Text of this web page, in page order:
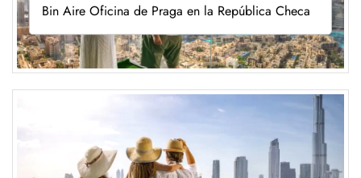
Bin Aire Oficina de Praga en la República Checa